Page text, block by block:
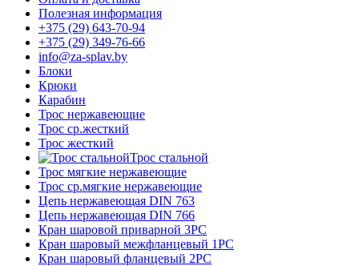
Полезная информация
+375 (29) 643-70-94
+375 (29) 349-76-66
info@za-splav.by
Блоки
Крюки
Карабин
Трос нержавеющие
Трос ср.жесткий
Трос жесткий
Трос стальной
Трос мягкие нержавеющие
Трос ср.мягкие нержавеющие
Цепь нержавеющая DIN 763
Цепь нержавеющая DIN 766
Кран шаровой приварной 3PC
Кран шаровый межфланцевый 1PC
Кран шаровый фланцевый 2PC